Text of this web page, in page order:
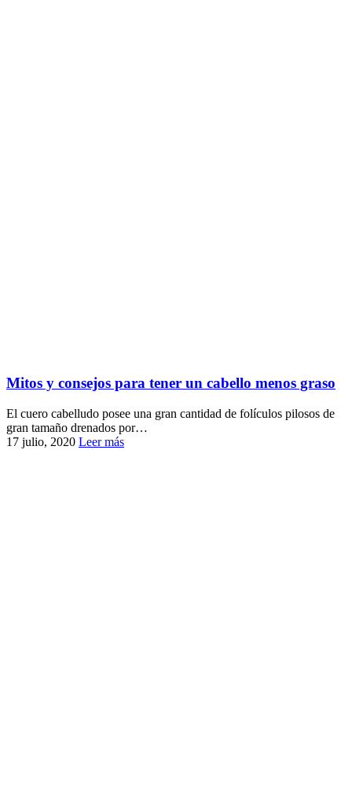
Mitos y consejos para tener un cabello menos graso
El cuero cabelludo posee una gran cantidad de folículos pilosos de
gran tamaño drenados por…
17 julio, 2020 Leer más